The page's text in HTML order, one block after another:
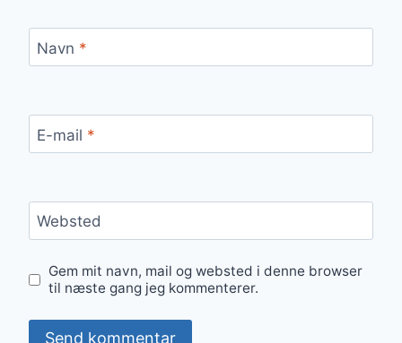
Navn *
E-mail *
Websted
Gem mit navn, mail og websted i denne browser
til næste gang jeg kommenterer.